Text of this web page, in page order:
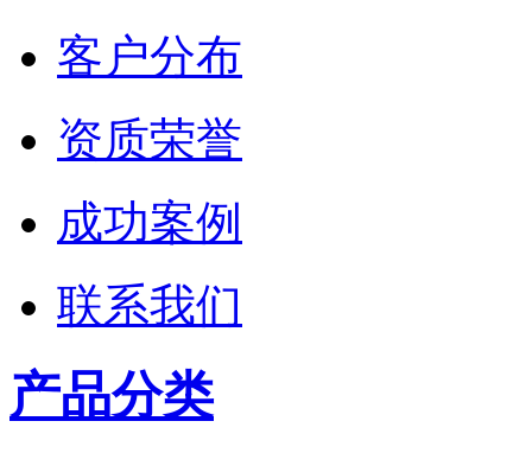
客户分布
资质荣誉
成功案例
联系我们
产品分类